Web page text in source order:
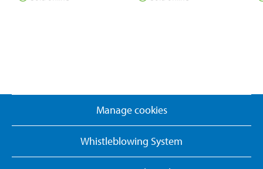
Manage cookies
Whistleblowing System